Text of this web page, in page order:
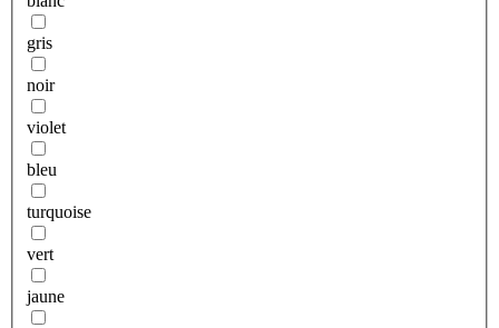
gris
noir
violet
bleu
turquoise
vert
jaune